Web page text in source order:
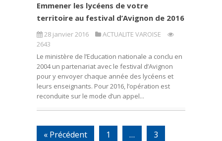
Emmener les lycéens de votre
territoire au festival d’Avignon de 2016
28 janvier 2016
ACTUALITE VAROISE
2643
Le ministère de l’Education nationale a conclu en
2004 un partenariat avec le festival d’Avignon
pour y envoyer chaque année des lycéens et
leurs enseignants. Pour 2016, l’opération est
reconduite sur le mode d’un appel...
« Précédent 1 … 3